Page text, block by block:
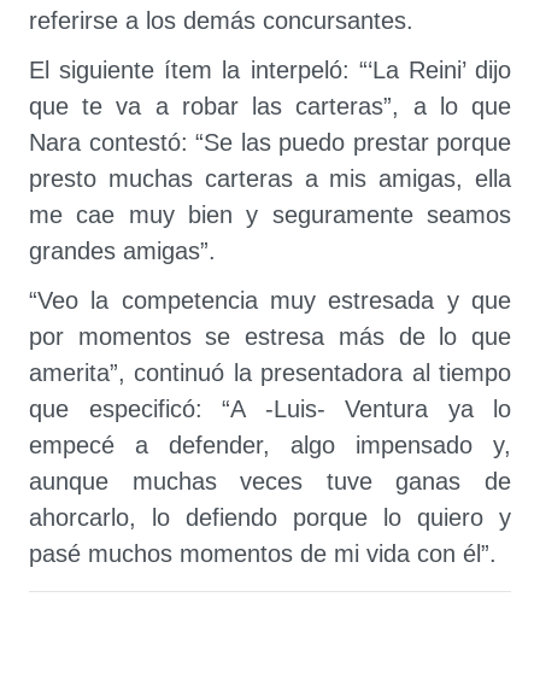
referirse a los demás concursantes.
El siguiente ítem la interpeló: “‘La Reini’ dijo
que te va a robar las carteras”, a lo que
Nara contestó: “Se las puedo prestar porque
presto muchas carteras a mis amigas, ella
me cae muy bien y seguramente seamos
grandes amigas”.
“Veo la competencia muy estresada y que
por momentos se estresa más de lo que
amerita”, continuó la presentadora al tiempo
que especificó: “A -Luis- Ventura ya lo
empecé a defender, algo impensado y,
aunque muchas veces tuve ganas de
ahorcarlo, lo defiendo porque lo quiero y
pasé muchos momentos de mi vida con él”.